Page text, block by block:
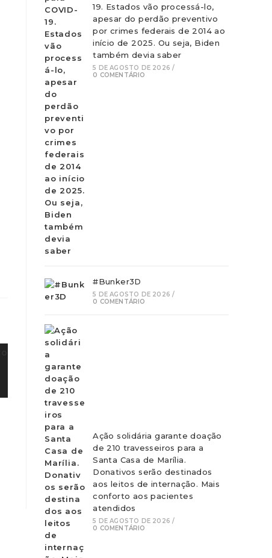
19. Estados vão processá-lo,
apesar do perdão preventivo
por crimes federais de 2014 ao
início de 2025. Ou seja, Biden
também devia saber
5 DE AGOSTO DE 2026 /
0 COMENTÁRIO
#Bunker3D
5 DE AGOSTO DE 2026 /
0 COMENTÁRIO
Ação solidária garante doação
de 210 travesseiros para a
Santa Casa de Marília.
Donativos serão destinados
aos leitos de internação. Mais
conforto aos pacientes
atendidos
5 DE AGOSTO DE 2026 /
0 COMENTÁRIO